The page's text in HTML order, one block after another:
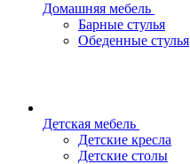
Домашняя мебель
Барные стулья
Обеденные стулья
Детская мебель
Детские кресла
Детские столы